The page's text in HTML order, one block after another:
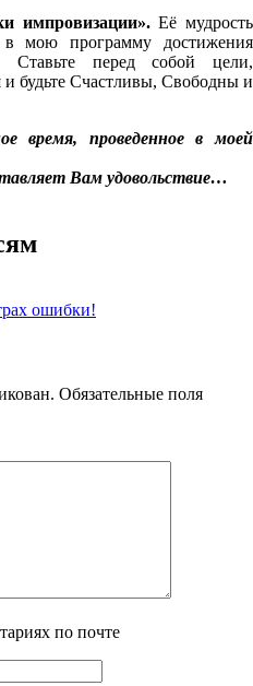
импровизации».Её мудрость
в мою программу достижения
Ставьте перед собой цели,
и будьте Счастливы, Свободны и
время, проведенное в моей
Вам удовольствие…
ошибки!
Обязательные поля
по почте